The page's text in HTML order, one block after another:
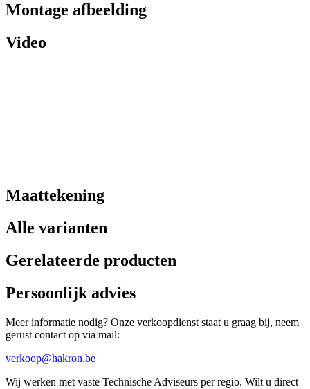
Montage afbeelding
Video
Maattekening
Alle varianten
Gerelateerde producten
Persoonlijk advies
Meer informatie nodig? Onze verkoopdienst staat u graag bij, neem
gerust contact op via mail:
verkoop@hakron.be
Wij werken met vaste Technische Adviseurs per regio. Wilt u direct